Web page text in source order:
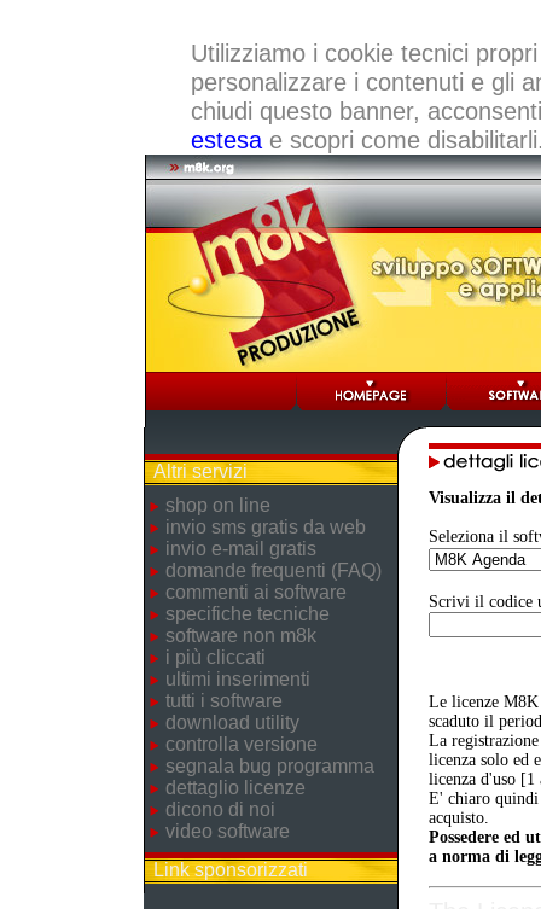
Utilizziamo i cookie tecnici
personalizzare i contenuti e gli
chiudi questo banner,
estesae scopri come
Altri servizi
shop on line
invio sms gratis da web
invio e-mail gratis
domande frequenti (FAQ)
commenti ai software
specifiche tecniche
software non m8k
i più cliccati
ultimi inserimenti
tutti i software
download utility
controlla versione
segnala bug programma
dettaglio licenze
dicono di noi
video software
Link sponsorizzati
Visualizza il
Seleziona il
Scrivi il codice
Le licenze M8K
scaduto il
La
licenza solo ed
licenza d'uso [1
E' chiaro quindi
acquisto.
Possedere ed
a norma di